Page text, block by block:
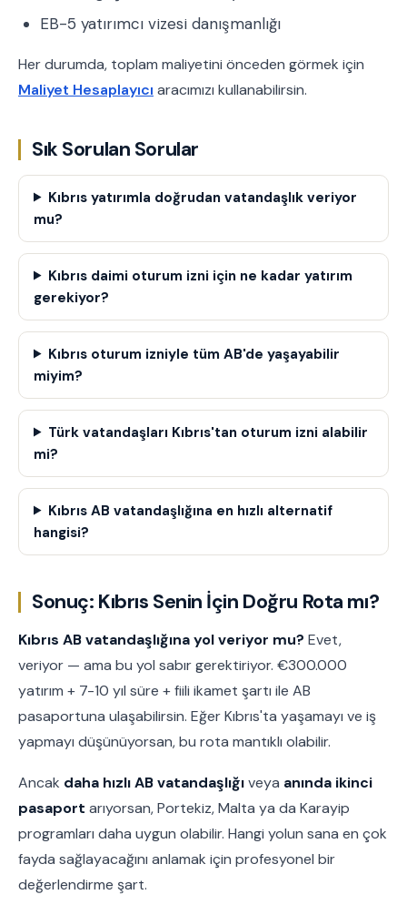
EB-5 yatırımcı vizesi danışmanlığı
Her durumda, toplam maliyetini önceden görmek için
Maliyet Hesaplayıcı aracımızı kullanabilirsin.
Sık Sorulan Sorular
Kıbrıs yatırımla doğrudan vatandaşlık veriyor
mu?
Kıbrıs daimi oturum izni için ne kadar yatırım
gerekiyor?
Kıbrıs oturum izniyle tüm AB'de yaşayabilir
miyim?
Türk vatandaşları Kıbrıs'tan oturum izni alabilir
mi?
Kıbrıs AB vatandaşlığına en hızlı alternatif
hangisi?
Sonuç: Kıbrıs Senin İçin Doğru Rota mı?
Kıbrıs AB vatandaşlığına yol veriyor mu? Evet,
veriyor — ama bu yol sabır gerektiriyor. €300.000
yatırım + 7-10 yıl süre + fiili ikamet şartı ile AB
pasaportuna ulaşabilirsin. Eğer Kıbrıs'ta yaşamayı ve iş
yapmayı düşünüyorsan, bu rota mantıklı olabilir.
Ancak daha hızlı AB vatandaşlığıveya anında ikinci
pasaport arıyorsan, Portekiz, Malta ya da Karayip
programları daha uygun olabilir. Hangi yolun sana en çok
fayda sağlayacağını anlamak için profesyonel bir
değerlendirme şart.